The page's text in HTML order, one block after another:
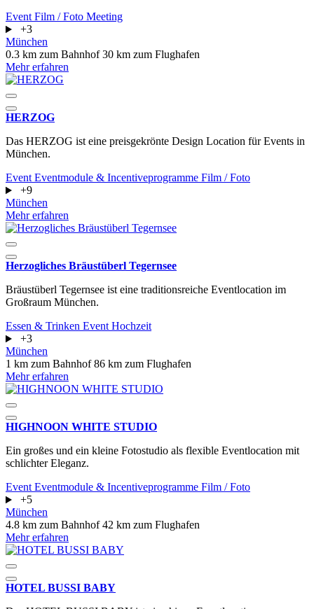
Event Film / Foto Meeting
+3
München
0.3 km zum Bahnhof30 km zum Flughafen
Mehr erfahren
HERZOG
Das HERZOG ist eine preisgekrönte Design Location für Events in
München.
Event Eventmodule & Incentiveprogramme Film / Foto
+9
München
Mehr erfahren
Herzogliches Bräustüberl Tegernsee
​​​​​​​Bräustüberl Tegernsee ist eine traditionsreiche Eventlocation im
Großraum München.
Essen & Trinken Event Hochzeit
+3
München
1 km zum Bahnhof86 km zum Flughafen
Mehr erfahren
HIGHNOON WHITE STUDIO
Ein großes und ein kleine Fotostudio als flexible Eventlocation mit
schlichter Eleganz.
Event Eventmodule & Incentiveprogramme Film / Foto
+5
München
4.8 km zum Bahnhof42 km zum Flughafen
Mehr erfahren
HOTEL BUSSI BABY